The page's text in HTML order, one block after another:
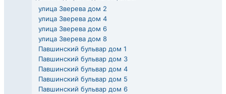
улица Зверева дом 2
улица Зверева дом 4
улица Зверева дом 6
улица Зверева дом 8
Павшинский бульвар дом 1
Павшинский бульвар дом 3
Павшинский бульвар дом 4
Павшинский бульвар дом 5
Павшинский бульвар дом 6